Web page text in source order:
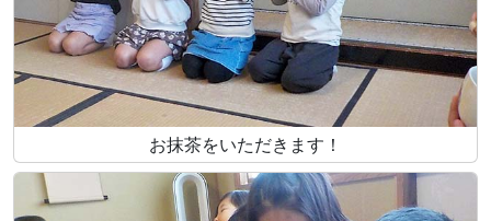
お抹茶をいただきます！